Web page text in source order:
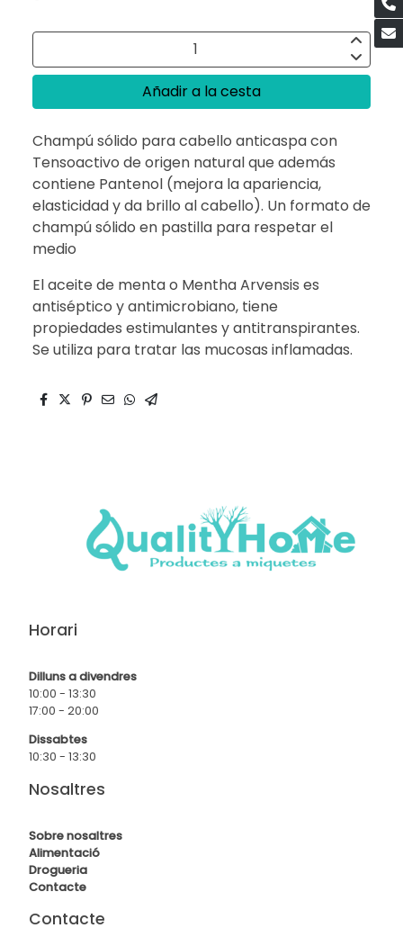
Añadir a la cesta
Champú sólido para cabello anticaspa con
Tensoactivo de origen natural que además
contiene Pantenol (mejora la apariencia,
elasticidad y da brillo al cabello). Un formato de
champú sólido en pastilla para respetar el
medio
El aceite de menta o Mentha Arvensis es
antiséptico y antimicrobiano, tiene
propiedades estimulantes y antitranspirantes.
Se utiliza para tratar las mucosas inflamadas.
Horari
Dilluns a divendres
10:00 - 13:30
17:00 - 20:00
Dissabtes
10:30 - 13:30
Nosaltres
Sobre nosaltres
Alimentació
Drogueria
Contacte
Contacte